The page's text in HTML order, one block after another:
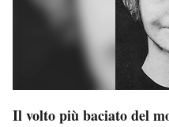
Il volto più baciato del